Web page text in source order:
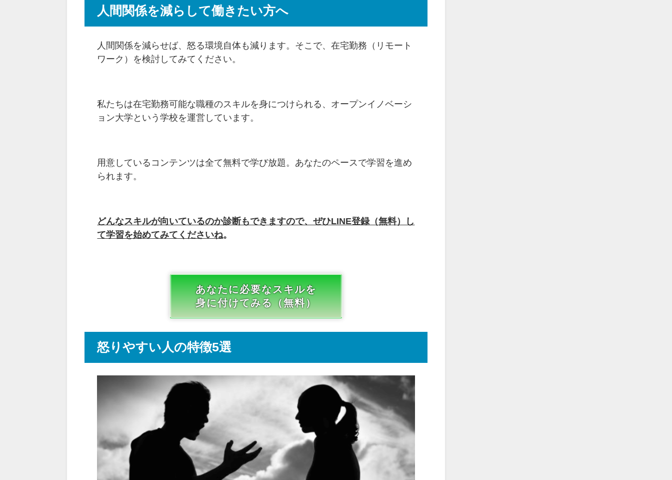
人間関係を減らして働きたい方へ
人間関係を減らせば、怒る環境自体も減ります。そこで、在宅勤務（リモート
ワーク）を検討してみてください。
私たちは在宅勤務可能な職種のスキルを身につけられる、オープンイノベーシ
ョン大学という学校を運営しています。
用意しているコンテンツは全て無料で学び放題。あなたのペースで学習を進め
られます。
どんなスキルが向いているのか診断もできますので、ぜひLINE登録（無料）し
て学習を始めてみてくださいね。
あなたに必要なスキルを
身に付けてみる（無料）
怒りやすい人の特徴5選